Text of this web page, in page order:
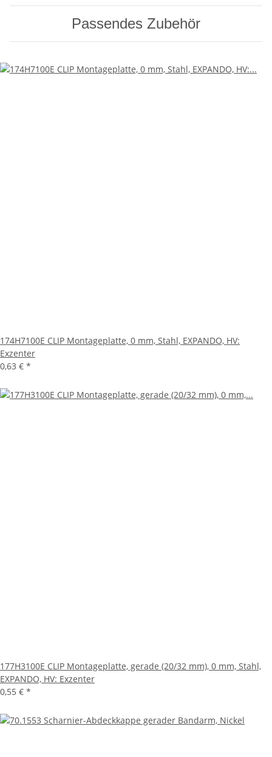
Passendes Zubehör
174H7100E CLIP Montageplatte, 0 mm, Stahl, EXPANDO, HV:
Exzenter
0,63 € *
177H3100E CLIP Montageplatte, gerade (20/32 mm), 0 mm, Stahl,
EXPANDO, HV: Exzenter
0,55 € *